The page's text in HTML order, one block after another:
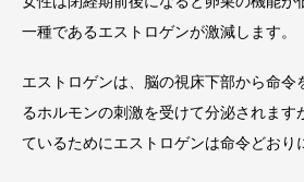
一種であるエストロゲンが激減します。
エストロゲンは、脳の視床下部から命令
るホルモンの刺激を受けて分泌されます
ているためにエストロゲンは命令どおり